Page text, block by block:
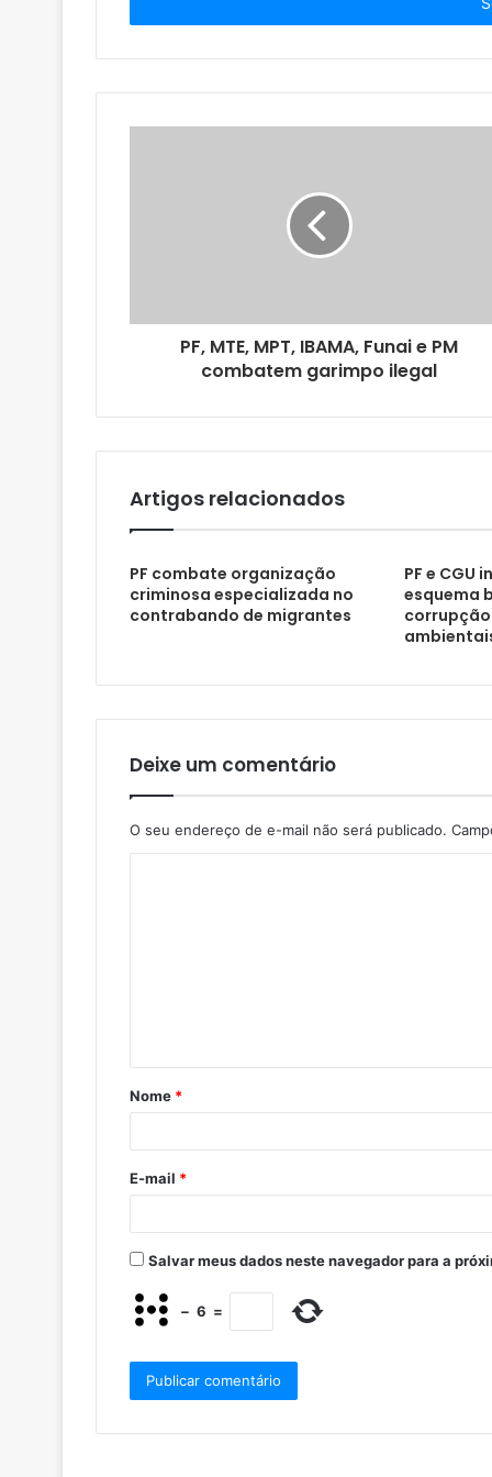
r
s
o
m
PF, MTE, MPT, IBAMA, Funai e PM
combatem garimpo ilegal
Artigos relacionados
PF combate organização
criminosa especializada no
contrabando de migrantes
PF e CGU
esquema
Deixe um comentário
O seu endereço de e-mail não será publicado.
Nome *
E-mail *
Salvar meus dados neste navegador para a
− 6 =